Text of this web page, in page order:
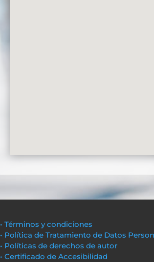
• Términos y condiciones
• Política de Tratamiento de Datos
• Políticas de derechos de autor
• Certificado de Accesibilidad